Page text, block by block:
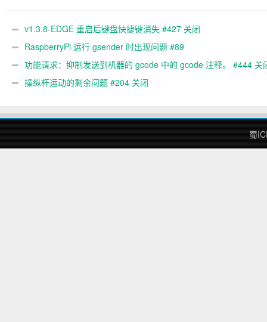
v1.3.8-EDGE 重启后键盘快捷键消失 #427 关闭
RaspberryPi 运行 gsender 时出现问题 #89
功能请求：抑制发送到机器的 gcode 中的 gcode 注释。 #444 关
操纵杆运动的剩余问题 #204 关闭
蜀